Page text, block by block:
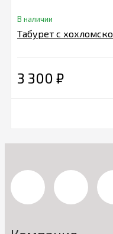
В наличии
Табурет с
3 300 ₽